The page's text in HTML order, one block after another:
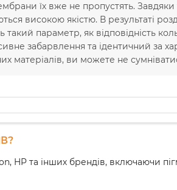
їх вже не пропустять.
високою якістю. В результаті
параметр, як відповідність
забарвлення та ідентичний
матеріалів, ви можете не
HP та інших брендів, включаючи